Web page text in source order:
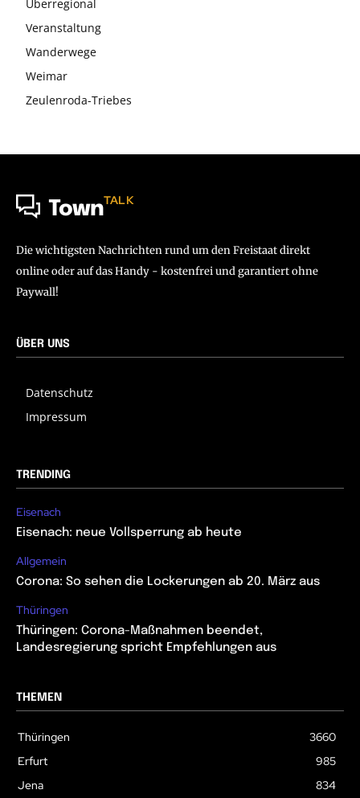
Überregional
Veranstaltung
Wanderwege
Weimar
Zeulenroda-Triebes
TownTALK
Die wichtigsten Nachrichten rund um den Freistaat direkt
online oder auf das Handy - kostenfrei und garantiert ohne
Paywall!
ÜBER UNS
Datenschutz
Impressum
TRENDING
Eisenach
Eisenach: neue Vollsperrung ab heute
Allgemein
Corona: So sehen die Lockerungen ab 20. März aus
Thüringen
Thüringen: Corona-Maßnahmen beendet,
Landesregierung spricht Empfehlungen aus
THEMEN
Thüringen
3660
Erfurt
985
Jena
834